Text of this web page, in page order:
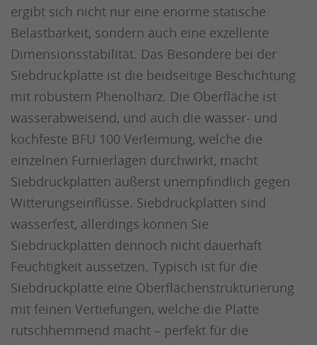
ergibt sich nicht nur eine enorme statische
Belastbarkeit, sondern auch eine exzellente
Dimensionsstabilität. Das Besondere bei der
Siebdruckplatte ist die beidseitige Beschichtung
mit robustem Phenolharz. Die Oberfläche ist
wasserabweisend, und auch die wasser- und
kochfeste BFU 100 Verleimung, welche die
einzelnen Furnierlagen durchwirkt, macht
Siebdruckplatten äußerst unempfindlich gegen
Witterungseinflüsse. Siebdruckplatten sind
wasserfest, allerdings können Sie
Siebdruckplatten dennoch nicht dauerhaft
Feuchtigkeit aussetzen. Typisch ist für die
Siebdruckplatte eine Oberflächenstrukturierung
mit feinen Vertiefungen, welche die Platte
rutschhemmend macht – perfekt für die